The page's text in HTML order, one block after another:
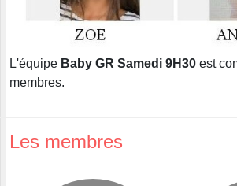
L'équipe Baby GR Samedi 9H30 est
membres.
Les membres